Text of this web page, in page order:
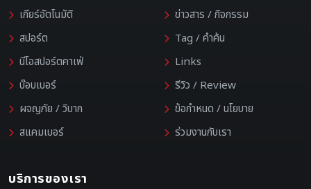
เกียร์อัตโนมัติ
สปอร์ต
นีโอสปอร์ตคาเฟ่
บ๊อบเบอร์
ผจญภัย / วิบาก
สแคมเบอร์
ข่าวสาร / กิจกรรม
Tag / คำค้น
Links
รีวิว / Review
ข้อกำหนด / นโยบาย
ร่วมงานกับเรา
บริการของเรา